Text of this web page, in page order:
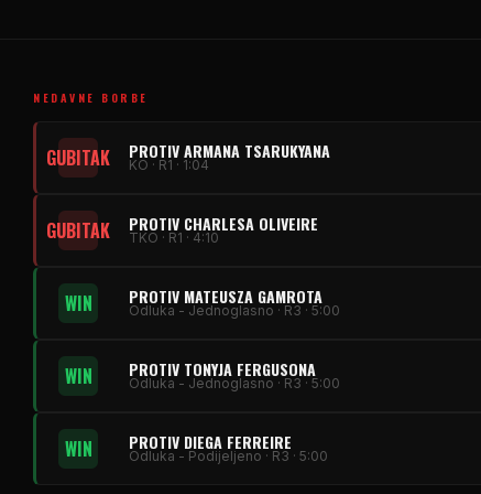
NEDAVNE BORBE
GUBITAK PROTIV ARMANA TSARUKYANA
KO · R1 · 1:04
GUBITAK PROTIV CHARLESA OLIVEIRE
TKO · R1 · 4:10
WIN PROTIV MATEUSZA GAMROTA
Odluka - Jednoglasno · R3 · 5:00
WIN PROTIV TONYJA FERGUSONA
Odluka - Jednoglasno · R3 · 5:00
WIN PROTIV DIEGA FERREIRE
Odluka - Podijeljeno · R3 · 5:00